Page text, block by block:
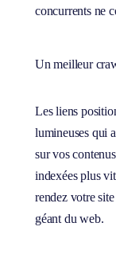
concurrents ne
Un meilleur
Les liens
lumineuses qui
sur vos
indexées plus
rendez votre
géant du web.